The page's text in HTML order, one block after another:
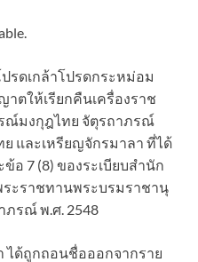
รดเกล้าโปรดกระหม่อม
ตให้เรียกคืนเครื่องราช
ณ์มงกุฎไทย จัตุรถาภรณ์
และเหรียญจักรมาลา ที่ได้
อ 7 (8) ของระเบียบสำนัก
ะราชทานพระบรมราชานุ
ภรณ์ พ.ศ. 2548
ได้ถูกถอนชื่อออกจากราย